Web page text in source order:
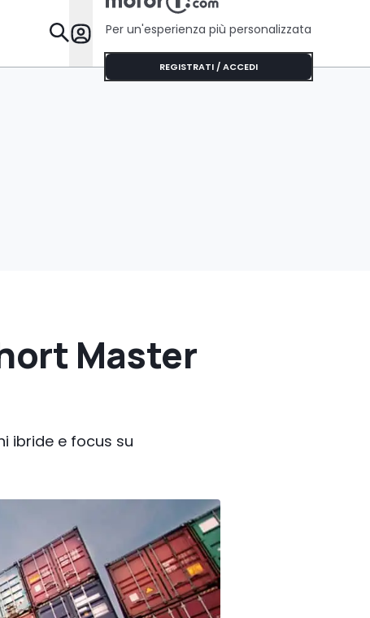
Da Sapere
Per un'esperienza più personalizzata
REGISTRATI / ACCEDI
Master
ibride e focus su